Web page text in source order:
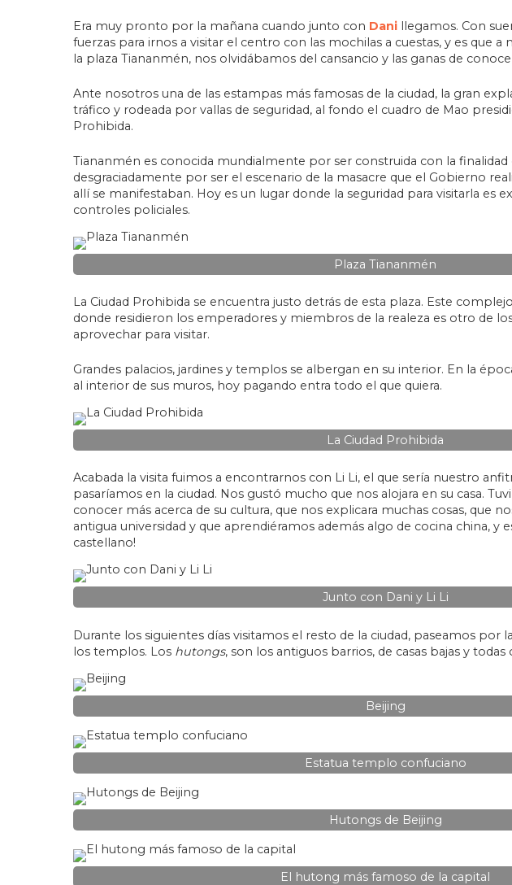
Era muy pronto por la mañana cuando junto con Dani llegamos. Con
fuerzas para irnos a visitar el centro con las mochilas a cuestas, y es que a
la plaza Tiananmén, nos olvidábamos del cansancio y las ganas de
Ante nosotros una de las estampas más famosas de la ciudad, la gran
tráfico y rodeada por vallas de seguridad, al fondo el cuadro de Mao
Prohibida.
Tiananmén es conocida mundialmente por ser construida con la finalidad
desgraciadamente por ser el escenario de la masacre que el Gobierno
allí se manifestaban. Hoy es un lugar donde la seguridad para visitarla es
controles policiales.
Plaza Tiananmén
La Ciudad Prohibida se encuentra justo detrás de esta plaza. Este
donde residieron los emperadores y miembros de la realeza es otro de
aprovechar para visitar.
Grandes palacios, jardines y templos se albergan en su interior. En la
al interior de sus muros, hoy pagando entra todo el que quiera.
La Ciudad Prohibida
Acabada la visita fuimos a encontrarnos con Li Li, el que sería nuestro
pasaríamos en la ciudad. Nos gustó mucho que nos alojara en su casa.
conocer más acerca de su cultura, que nos explicara muchas cosas, que
antigua universidad y que aprendiéramos además algo de cocina china, y
castellano!
Junto con Dani y Li Li
Durante los siguientes días visitamos el resto de la ciudad, paseamos por
los templos. Los hutongs, son los antiguos barrios, de casas bajas y todas
Beijing
Estatua templo confuciano
Hutongs de Beijing
El hutong más famoso de la capital